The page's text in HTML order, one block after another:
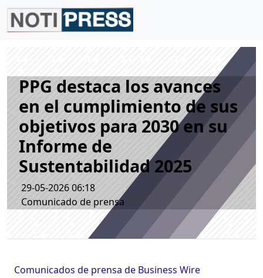
PPG destaca los avances
en el cumplimiento de sus
objetivos para 2030 en su
Informe de
Sustentabilidad 2025
29-05-2026 06:18
Comunicado de prensa
Comunicados de prensa de Business Wire